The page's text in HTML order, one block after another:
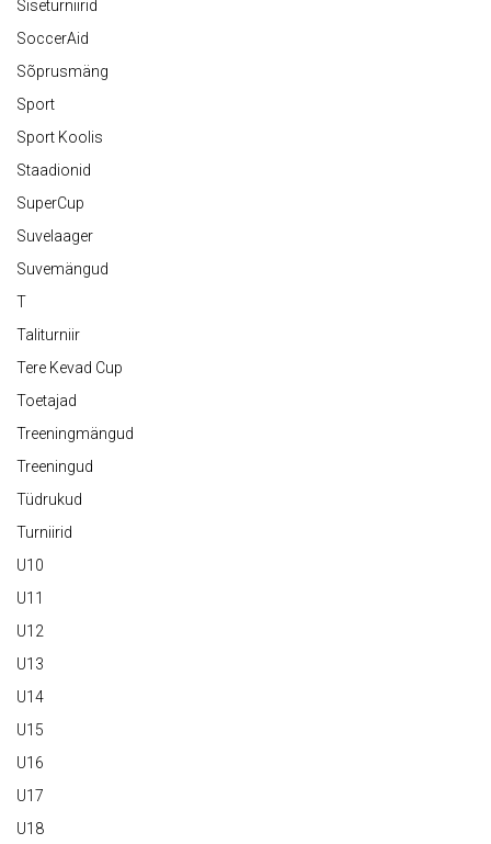
Siseturniirid
SoccerAid
Sõprusmäng
Sport
Sport Koolis
Staadionid
SuperCup
Suvelaager
Suvemängud
T
Taliturniir
Tere Kevad Cup
Toetajad
Treeningmängud
Treeningud
Tüdrukud
Turniirid
U10
U11
U12
U13
U14
U15
U16
U17
U18